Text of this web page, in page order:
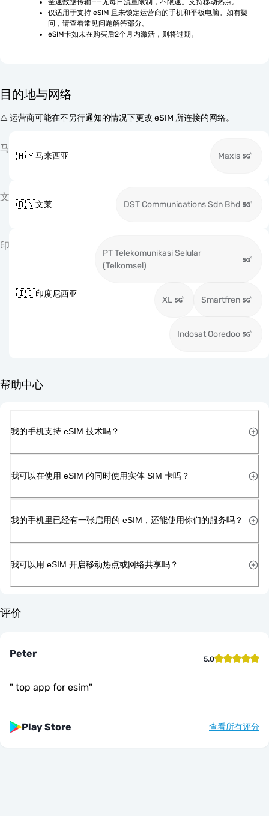
全速数据传输——无每日流量限制，不限速。支持移动热点。
仅适用于支持 eSIM 且未锁定运营商的手机和平板电脑。如有疑
问，请查看常见问题解答部分。
eSIM卡如未在购买后2个月内激活，则将过期。
目的地与网络
⚠️ 运营商可能在不另行通知的情况下更改 eSIM 所连接的网络。
马
🇲🇾马来西亚 Maxis
文
🇧🇳文莱 DST Communications Sdn Bhd
印
🇮🇩印度尼西亚
PT Telekomunikasi Selular
(Telkomsel)
XL Smartfren
Indosat Ooredoo
帮助中心
我的手机支持 eSIM 技术吗？
我可以在使用 eSIM 的同时使用实体 SIM 卡吗？
我的手机里已经有一张启用的 eSIM，还能使用你们的服务吗？
我可以用 eSIM 开启移动热点或网络共享吗？
评价
Peter 5.0
" top app for esim"
Play Store 查看所有评分